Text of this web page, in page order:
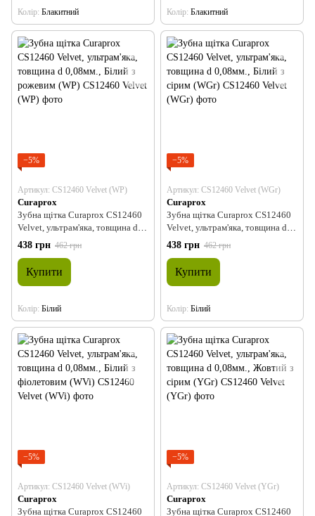
Колір Блакитний Колір Блакитний
−5%
Артикул: CS12460 Velvet (WP)
Curaprox
Зубна щітка Curaprox CS12460
Velvet, ультрам'яка, товщина d
0,08мм., Білий з рожевим (WP)
438 грн 462 грн
Купити
Колір Білий
−5%
Артикул: CS12460 Velvet (WGr)
Curaprox
Зубна щітка Curaprox CS12460
Velvet, ультрам'яка, товщина d
0,08мм., Білий з сірим (WGr)
438 грн 462 грн
Купити
Колір Білий
−5%
Артикул: CS12460 Velvet (WVi)
Curaprox
Зубна щітка Curaprox CS12460
−5%
Артикул: CS12460 Velvet (YGr)
Curaprox
Зубна щітка Curaprox CS12460